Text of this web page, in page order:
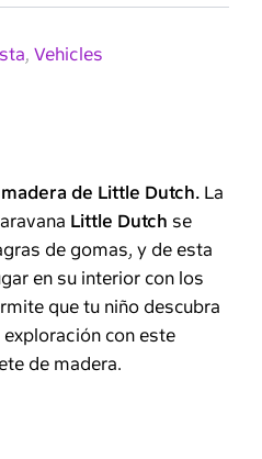
, Vehicles
de Little Dutch. La
Little Dutch se
de gomas, y de esta
en su interior con los
que tu niño descubra
exploración con este
de madera.